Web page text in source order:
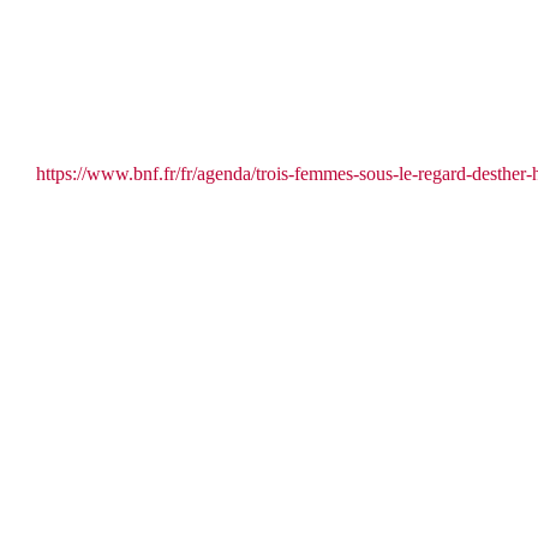
https://www.bnf.fr/fr/agenda/trois-femmes-sous-le-regard-